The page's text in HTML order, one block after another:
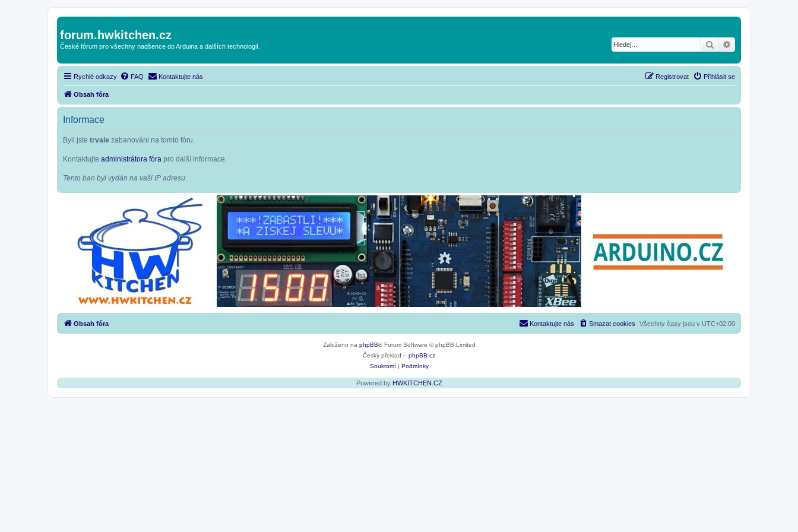
forum.hwkitchen.cz
České fórum pro všechny nadšence do Arduina a dalších technologií. Hledat
Rychlé odkazy FAQ Kontaktujte nás Přihlásit se
Registrovat
Obsah fóra
Informace
Byli jste trvale zabanováni na tomto fóru.
Kontaktujte administrátora fóra pro další informace.
Tento ban byl vydán na vaši IP adresu.
Obsah fóra Všechny časy jsou v UTC+02:00
Smazat cookies
Kontaktujte nás
Založeno na phpBB® Forum Software © phpBB Limited
Český překlad – phpBB.cz
Soukromí| Podmínky
Powered by HWKITCHEN.CZ